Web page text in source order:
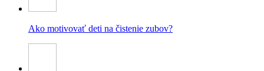
Ako motivovať deti na čistenie zubov?